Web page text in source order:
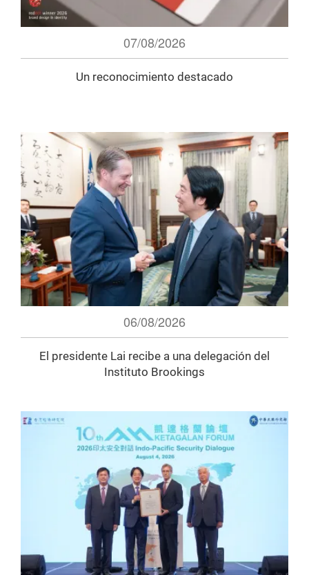
07/08/2026
Un reconocimiento destacado
06/08/2026
El presidente Lai recibe a una delegación del
Instituto Brookings